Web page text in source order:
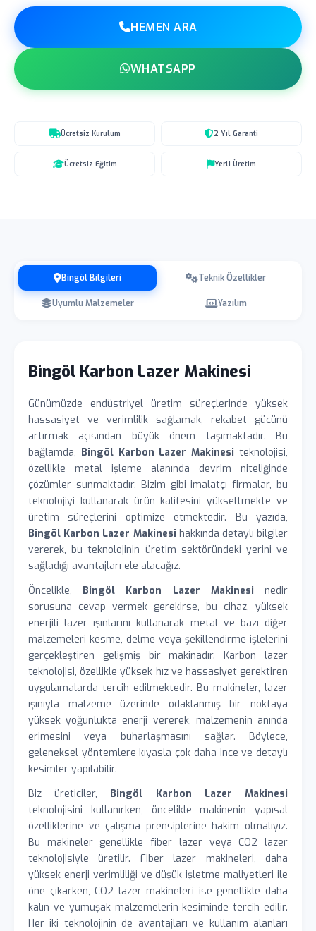
HEMEN ARA
WHATSAPP
Ücretsiz Kurulum 2 Yıl Garanti
Ücretsiz Eğitim Yerli Üretim
Bingöl Bilgileri Teknik Özellikler
Uyumlu Malzemeler Yazılım
Bingöl Karbon Lazer Makinesi
Günümüzde endüstriyel üretim süreçlerinde yüksek
hassasiyet ve verimlilik sağlamak, rekabet gücünü
artırmak açısından büyük önem taşımaktadır. Bu
bağlamda, Bingöl Karbon Lazer Makinesi teknolojisi,
özellikle metal işleme alanında devrim niteliğinde
çözümler sunmaktadır. Bizim gibi imalatçı firmalar, bu
teknolojiyi kullanarak ürün kalitesini yükseltmekte ve
üretim süreçlerini optimize etmektedir. Bu yazıda,
Bingöl Karbon Lazer Makinesi hakkında detaylı bilgiler
vererek, bu teknolojinin üretim sektöründeki yerini ve
sağladığı avantajları ele alacağız.
Öncelikle, Bingöl Karbon Lazer Makinesi nedir
sorusuna cevap vermek gerekirse, bu cihaz, yüksek
enerjili lazer ışınlarını kullanarak metal ve bazı diğer
malzemeleri kesme, delme veya şekillendirme işlelerini
gerçekleştiren gelişmiş bir makinadır. Karbon lazer
teknolojisi, özellikle yüksek hız ve hassasiyet gerektiren
uygulamalarda tercih edilmektedir. Bu makineler, lazer
ışınıyla malzeme üzerinde odaklanmış bir noktaya
yüksek yoğunlukta enerji vererek, malzemenin anında
erimesini veya buharlaşmasını sağlar. Böylece,
geleneksel yöntemlere kıyasla çok daha ince ve detaylı
kesimler yapılabilir.
Biz üreticiler, Bingöl Karbon Lazer Makinesi
teknolojisini kullanırken, öncelikle makinenin yapısal
özelliklerine ve çalışma prensiplerine hakim olmalıyız.
Bu makineler genellikle fiber lazer veya CO2 lazer
teknolojisiyle üretilir. Fiber lazer makineleri, daha
yüksek enerji verimliliği ve düşük işletme maliyetleri ile
öne çıkarken, CO2 lazer makineleri ise genellikle daha
kalın ve yumuşak malzemelerin kesiminde tercih edilir.
Her iki teknolojinin de avantajları ve kullanım alanları